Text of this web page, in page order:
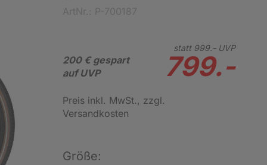
200 € gespart
auf UVP
statt 999.-UVP
799.-
Preis inkl. MwSt., zzgl.
Versandkosten
Größe: